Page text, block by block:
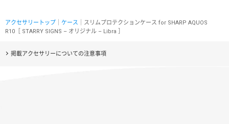
アクセサリートップ ケース ｜スリムプロテクションケース for SHARP AQUOS
R10［ STARRY SIGNS – オリジナル – Libra ］
掲載アクセサリーについての注意事項